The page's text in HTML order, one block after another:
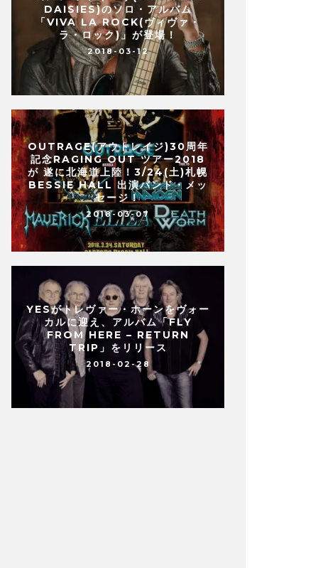
DAISIES)のソロ・アルバム
「VIVA LA ROCK(ヴィヴァ・
ラ・ロック)」が登場！
2018-03-12
OUTRAGE(アウトレイジ)30周年
記念RAGING OUT ツアー2018
が 遂に北海道上陸！3/24(土)札幌
BESSIE HALL 出演バンド・メッ
セージ！
2018-03-07
YESがトレヴァー・ホーンをヴォー
カルに迎え、アルバム「FLY
FROM HERE – RETURN
TRIP」をリリース
2018-02-28